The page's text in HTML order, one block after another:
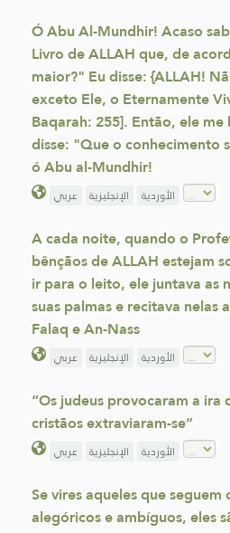
Ó Abu Al-Mundhir! Acaso
Livro de ALLAH que, de
maior?" Eu disse: {ALLAH!
exceto Ele, o Eternamente
Baqarah: 255]. Então, ele
disse: "Que o conhecimento
ó Abu al-Mundhir!
عربي الإنجليزية الأوردية
A cada noite, quando o
bênçãos de ALLAH estejam
ir para o leito, ele juntava as
suas palmas e recitava nelas
Falaq e An-Nass
عربي الإنجليزية الأوردية
“Os judeus provocaram a ira
cristãos extraviaram-se”
عربي الإنجليزية الأوردية
Se vires aqueles que seguem
alegóricos e ambíguos, eles